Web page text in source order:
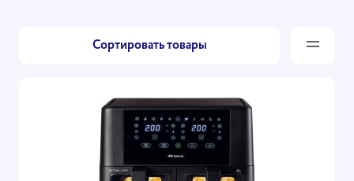
Сортировать товары